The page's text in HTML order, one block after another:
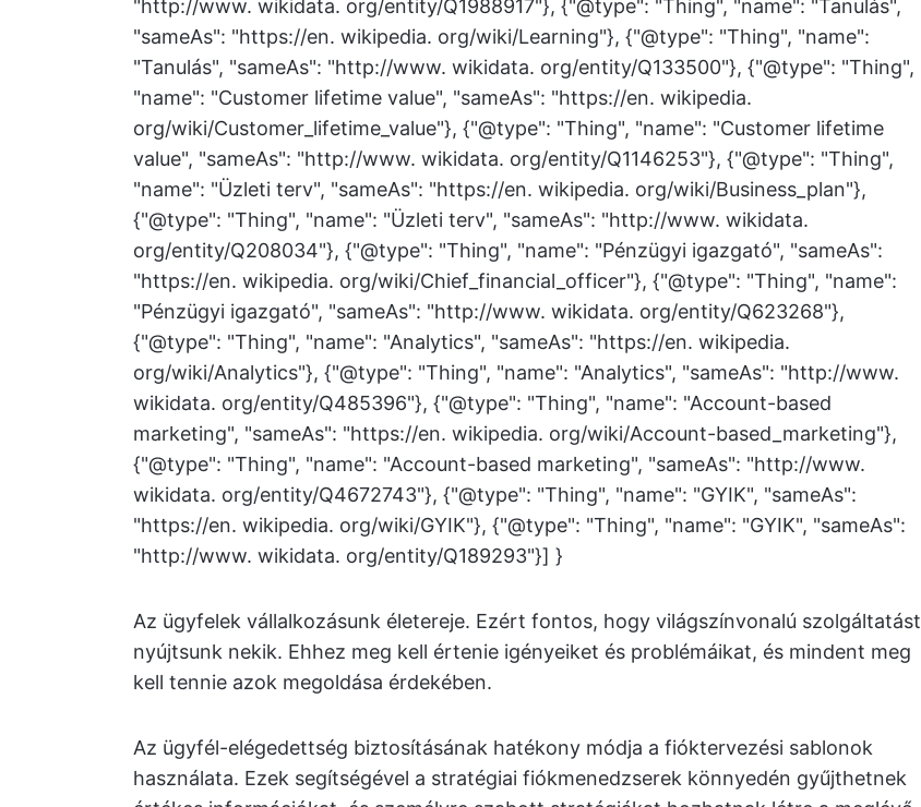
"http://www. wikidata. org/entity/Q1988917"}, {"@type": "Thing", "name": "Tanulás",
"sameAs": "https://en. wikipedia. org/wiki/Learning"}, {"@type": "Thing", "name":
"Tanulás", "sameAs": "http://www. wikidata. org/entity/Q133500"}, {"@type": "Thing",
"name": "Customer lifetime value", "sameAs": "https://en. wikipedia.
org/wiki/Customer_lifetime_value"}, {"@type": "Thing", "name": "Customer lifetime
value", "sameAs": "http://www. wikidata. org/entity/Q1146253"}, {"@type": "Thing",
"name": "Üzleti terv", "sameAs": "https://en. wikipedia. org/wiki/Business_plan"},
{"@type": "Thing", "name": "Üzleti terv", "sameAs": "http://www. wikidata.
org/entity/Q208034"}, {"@type": "Thing", "name": "Pénzügyi igazgató", "sameAs":
"https://en. wikipedia. org/wiki/Chief_financial_officer"}, {"@type": "Thing", "name":
"Pénzügyi igazgató", "sameAs": "http://www. wikidata. org/entity/Q623268"},
{"@type": "Thing", "name": "Analytics", "sameAs": "https://en. wikipedia.
org/wiki/Analytics"}, {"@type": "Thing", "name": "Analytics", "sameAs": "http://www.
wikidata. org/entity/Q485396"}, {"@type": "Thing", "name": "Account-based
marketing", "sameAs": "https://en. wikipedia. org/wiki/Account-based_marketing"},
{"@type": "Thing", "name": "Account-based marketing", "sameAs": "http://www.
wikidata. org/entity/Q4672743"}, {"@type": "Thing", "name": "GYIK", "sameAs":
"https://en. wikipedia. org/wiki/GYIK"}, {"@type": "Thing", "name": "GYIK", "sameAs":
"http://www. wikidata. org/entity/Q189293"}] }
Az ügyfelek vállalkozásunk életereje. Ezért fontos, hogy világszínvonalú szolgáltatást
nyújtsunk nekik. Ehhez meg kell értenie igényeiket és problémáikat, és mindent meg
kell tennie azok megoldása érdekében.
Az ügyfél-elégedettség biztosításának hatékony módja a fióktervezési sablonok
használata. Ezek segítségével a stratégiai fiókmenedzserek könnyedén gyűjthetnek